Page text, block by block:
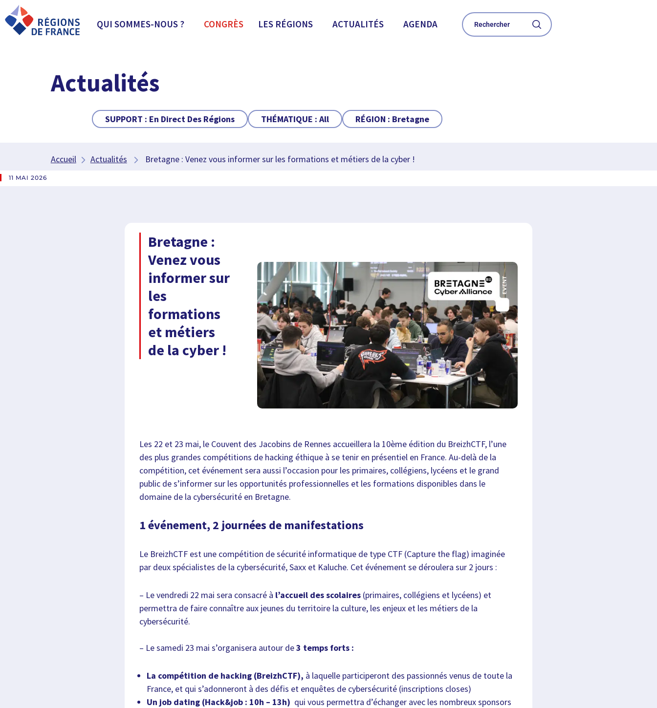
QUI SOMMES-NOUS ? CONGRÈS LES RÉGIONS ACTUALITÉS AGENDA
Actualités
SUPPORT : En Direct Des Régions THÉMATIQUE : All RÉGION : Bretagne
Accueil Actualités Bretagne : Venez vous informer sur les formations et métiers de la cyber !
11 MAI 2026
Bretagne :
Venez vous
informer sur
les
formations
et métiers
de la cyber !
Les 22 et 23 mai, le Couvent des Jacobins de Rennes accueillera la 10ème édition du BreizhCTF, l’une
des plus grandes compétitions de hacking éthique à se tenir en présentiel en France. Au-delà de la
compétition, cet événement sera aussi l’occasion pour les primaires, collégiens, lycéens et le grand
public de s’informer sur les opportunités professionnelles et les formations disponibles dans le
domaine de la cybersécurité en Bretagne.
1 événement, 2 journées de manifestations
Le BreizhCTF est une compétition de sécurité informatique de type CTF (Capture the flag) imaginée
par deux spécialistes de la cybersécurité, Saxx et Kaluche. Cet événement se déroulera sur 2 jours :
– Le vendredi 22 mai sera consacré à l’accueil des scolaires (primaires, collégiens et lycéens) et
permettra de faire connaître aux jeunes du territoire la culture, les enjeux et les métiers de la
cybersécurité.
– Le samedi 23 mai s’organisera autour de3 temps forts :
La compétition de hacking (BreizhCTF), à laquelle participeront des passionnés venus de toute la
France, et qui s’adonneront à des défis et enquêtes de cybersécurité (inscriptions closes)
Un job dating (Hack&job : 10h – 13h) qui vous permettra d’échanger avec les nombreux sponsors